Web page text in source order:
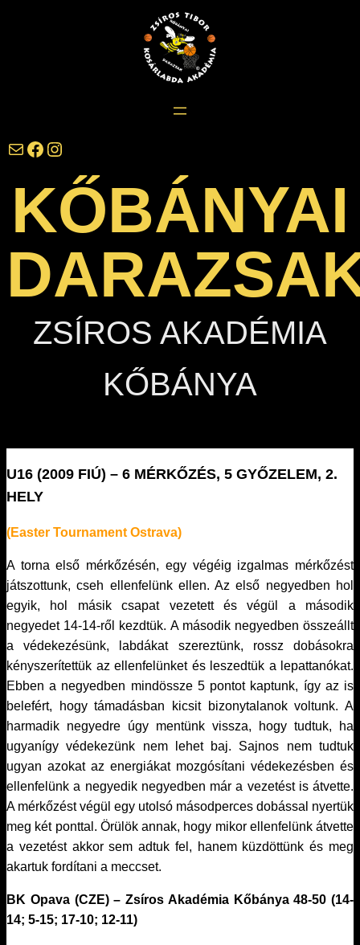
darazsak@darazsak.hu @kobanyaidarazsak @darazsak
KŐBÁNYAI
ZSÍROS AKADÉMIA
KŐBÁNYA
U16 (2009 FIÚ) – 6 MÉRKŐZÉS, 5 GYŐZELEM, 2.
HELY
(Easter Tournament Ostrava)
A torna első mérkőzésén, egy végéig izgalmas mérkőzést
játszottunk, cseh ellenfelünk ellen. Az első negyedben hol
egyik, hol másik csapat vezetett és végül a második
negyedet 14-14-ről kezdtük. A második negyedben összeállt
a védekezésünk, labdákat szereztünk, rossz dobásokra
kényszerítettük az ellenfelünket és leszedtük a lepattanókat.
Ebben a negyedben mindössze 5 pontot kaptunk, így az is
belefért, hogy támadásban kicsit bizonytalanok voltunk. A
harmadik negyedre úgy mentünk vissza, hogy tudtuk, ha
ugyanígy védekezünk nem lehet baj. Sajnos nem tudtuk
ugyan azokat az energiákat mozgósítani védekezésben és
ellenfelünk a negyedik negyedben már a vezetést is átvette.
A mérkőzést végül egy utolsó másodperces dobással nyertük
meg két ponttal. Örülök annak, hogy mikor ellenfelünk átvette
a vezetést akkor sem adtuk fel, hanem küzdöttünk és meg
akartuk fordítani a meccset.
BK Opava (CZE) – Zsíros Akadémia Kőbánya 48-50 (14-
14; 5-15; 17-10; 12-11)